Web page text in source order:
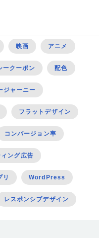
映画 アニメ
ークーポン 配色
ジャーニー
フラットデザイン
コンバージョン率
ィング広告
リ WordPress
レスポンシブデザイン